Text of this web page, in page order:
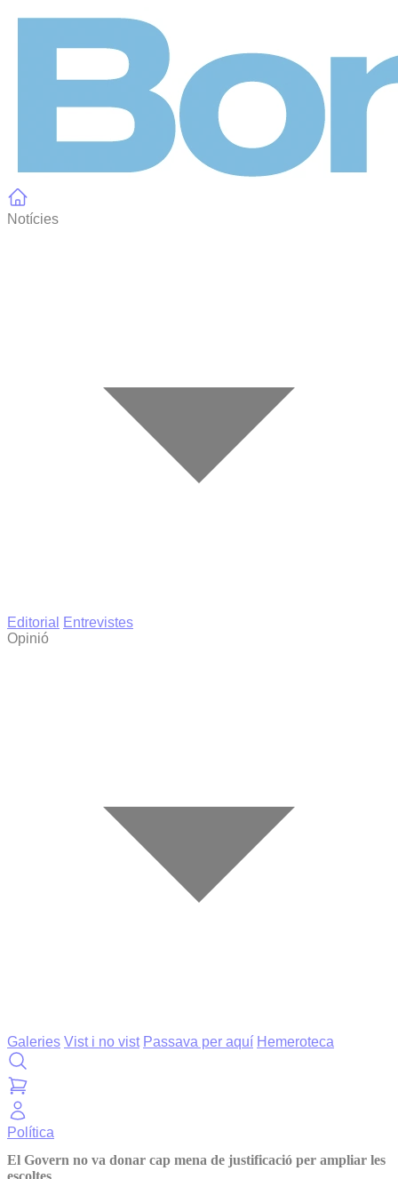
Notícies
Editorial
Entrevistes
Opinió
Galeries Vist i no vist Passava per aquí Hemeroteca
Política
El Govern no va donar cap mena de justificació per ampliar les